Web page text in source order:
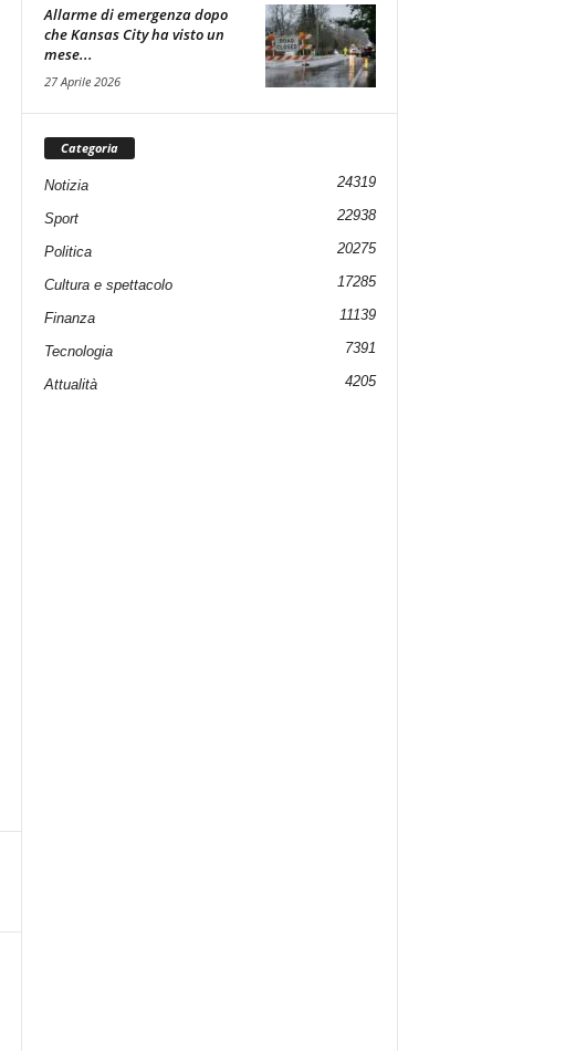
Allarme di emergenza dopo
che Kansas City ha visto un
mese...
27 Aprile 2026
Categoria
Notizia 24319
Sport 22938
Politica 20275
Cultura e spettacolo 17285
Finanza 11139
Tecnologia 7391
Attualità 4205